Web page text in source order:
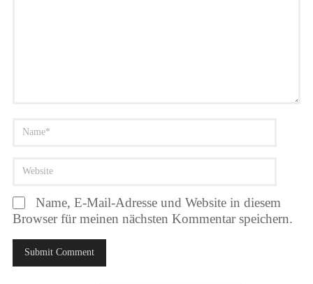
Name, E-Mail-Adresse und Website in diesem
Browser für meinen nächsten Kommentar speichern.